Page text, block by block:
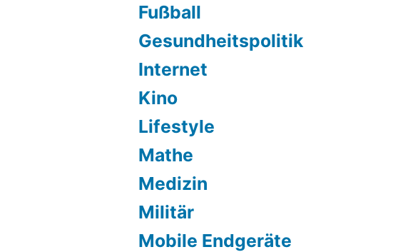
Fußball
Gesundheitspolitik
Internet
Kino
Lifestyle
Mathe
Medizin
Militär
Mobile Endgeräte